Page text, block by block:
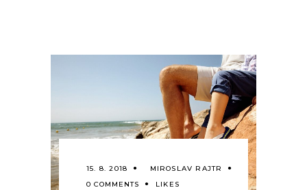
15. 8. 2018
MIROSLAV RAJTR
0 COMMENTS
LIKES